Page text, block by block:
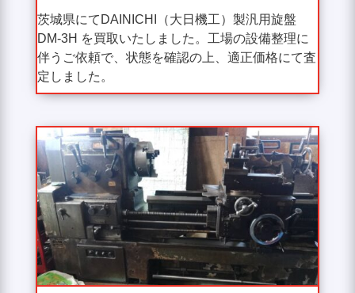
茨城県にてDAINICHI（大日機工）製汎用旋盤
DM-3H を買取いたしました。工場の設備整理に
伴うご依頼で、状態を確認の上、適正価格にて査
定しました。